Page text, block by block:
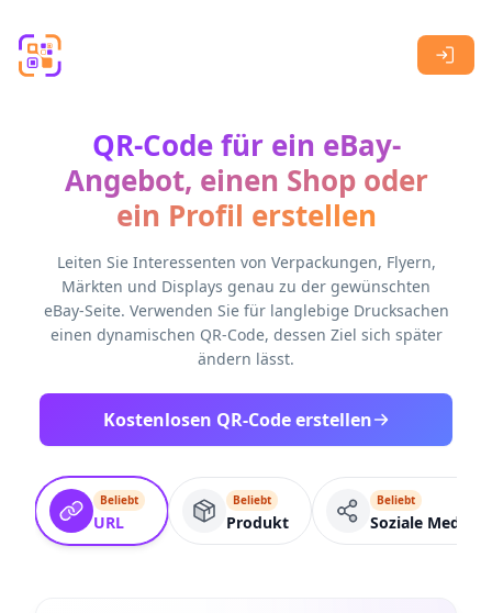
QR-Code für ein eBay-
Angebot, einen Shop oder
ein Profil erstellen
Leiten Sie Interessenten von Verpackungen, Flyern,
Märkten und Displays genau zu der gewünschten
eBay-Seite. Verwenden Sie für langlebige Drucksachen
einen dynamischen QR-Code, dessen Ziel sich später
ändern lässt.
Kostenlosen QR-Code erstellen
Beliebt
URL
Beliebt
Produkt
Beliebt
Soziale Medien